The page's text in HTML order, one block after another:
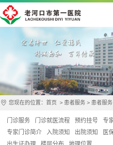
您现在的位置： 首页 > 患者服务 > 患者服务
门诊服务 门诊就医流程 预约挂号 专
专家门诊简介
入院须知 出院须知 医